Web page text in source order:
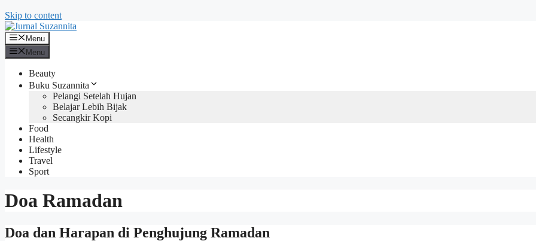
Skip to content
Menu
Menu
Beauty
Buku Suzannita
Pelangi Setelah Hujan
Belajar Lebih Bijak
Secangkir Kopi
Food
Health
Lifestyle
Travel
Sport
Doa Ramadan
Doa dan Harapan di Penghujung Ramadan